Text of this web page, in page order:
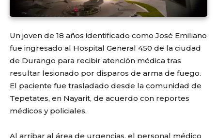
Un joven de 18 años identificado como José Emiliano
fue ingresado al Hospital General 450 de la ciudad
de Durango para recibir atención médica tras
resultar lesionado por disparos de arma de fuego.
El paciente fue trasladado desde la comunidad de
Tepetates, en Nayarit, de acuerdo con reportes
médicos y policiales.
Al arribar al área de urgencias, el personal médico